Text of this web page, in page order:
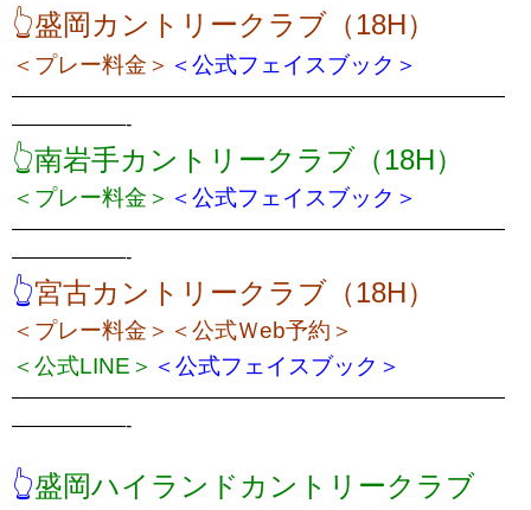
👆盛岡カントリークラブ（18H）
＜プレー料金＞ ＜公式フェイスブック＞
——————————————————————————
——————-
👆南岩手カントリークラブ（18H）
＜プレー料金＞ ＜公式フェイスブック＞
——————————————————————————
——————-
👆宮古カントリークラブ（18H）
＜プレー料金＞ ＜公式Ｗeb予約＞
＜公式LINE＞ ＜公式フェイスブック＞
——————————————————————————
——————-
👆盛岡ハイランドカントリークラブ